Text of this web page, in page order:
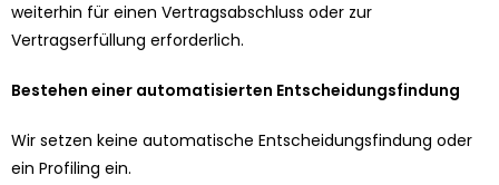
weiterhin für einen Vertragsabschluss oder zur
Vertragserfüllung erforderlich.
Bestehen einer automatisierten Entscheidungsfindung
Wir setzen keine automatische Entscheidungsfindung oder
ein Profiling ein.